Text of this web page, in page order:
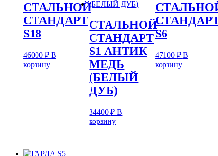
СТАЛЬНОЙ
СТАНДАРТ
S18
46000 ₽ В
корзину
СТАЛЬНОЙ
СТАНДАРТ
S1 АНТИК
МЕДЬ
(БЕЛЫЙ
ДУБ)
34400₽ В
корзину
S6
47100 ₽ В
корзину